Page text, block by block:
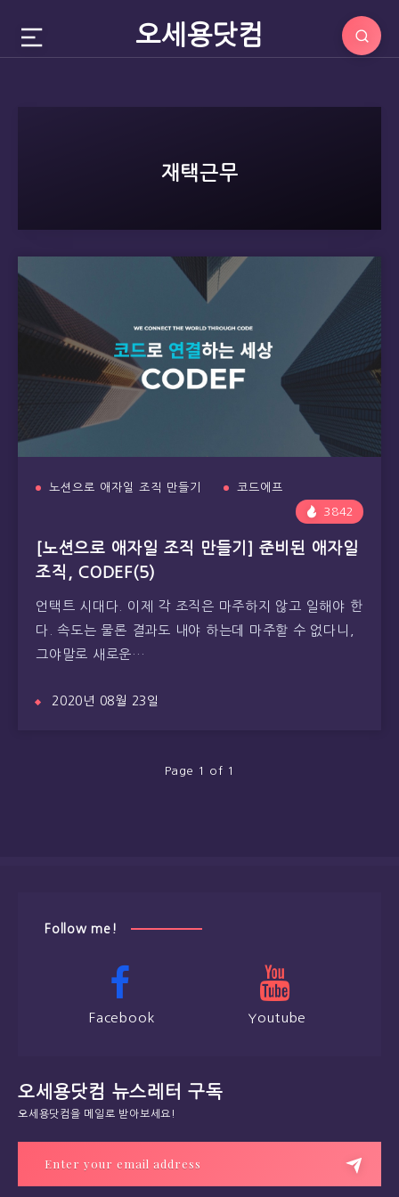
오세용닷컴
재택근무
노션으로 애자일 조직 만들기 코드에프
3842
[노션으로 애자일 조직 만들기] 준비된 애자일
조직, CODEF(5)
언택트 시대다. 이제 각 조직은 마주하지 않고 일해야 한
다. 속도는 물론 결과도 내야 하는데 마주할 수 없다니,
그야말로 새로운…
2020년 08월 23일
Page 1 of 1
Follow me!
Facebook Youtube
오세용닷컴 뉴스레터 구독
오세용닷컴을 메일로 받아보세요!